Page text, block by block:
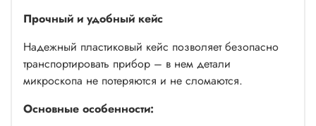
Прочный и удобный кейс
Надежный пластиковый кейс позволяет безопасно
транспортировать прибор – в нем детали
микроскопа не потеряются и не сломаются.
Основные особенности: